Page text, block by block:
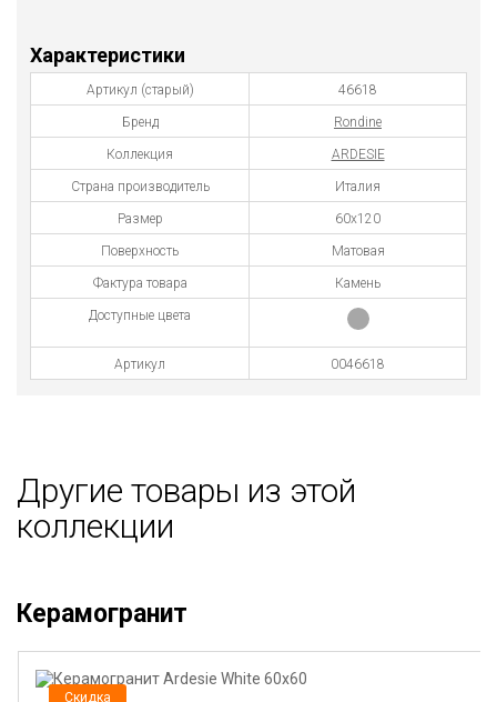
Характеристики
Артикул (старый) 46618
Бренд Rondine
Коллекция ARDESIE
Страна производитель Италия
Размер 60x120
Поверхность Матовая
Фактура товара Камень
Доступные цвета
Артикул 0046618
Другие товары из этой
коллекции
Керамогранит
Скидка